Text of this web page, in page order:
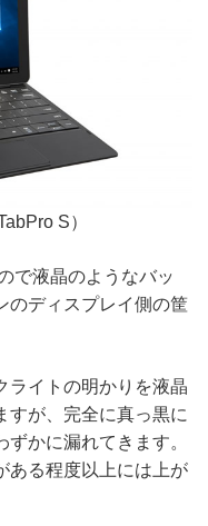
S）
で液晶のようなバッ
のディスプレイ側の筐
ライトの明かりを液晶
すが、完全に真っ黒に
かに漏れてきます。
ある程度以上には上が